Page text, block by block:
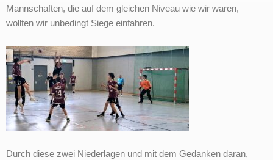
Mannschaften, die auf dem gleichen Niveau wie wir waren,
wollten wir unbedingt Siege einfahren.
Durch diese zwei Niederlagen und mit dem Gedanken daran,